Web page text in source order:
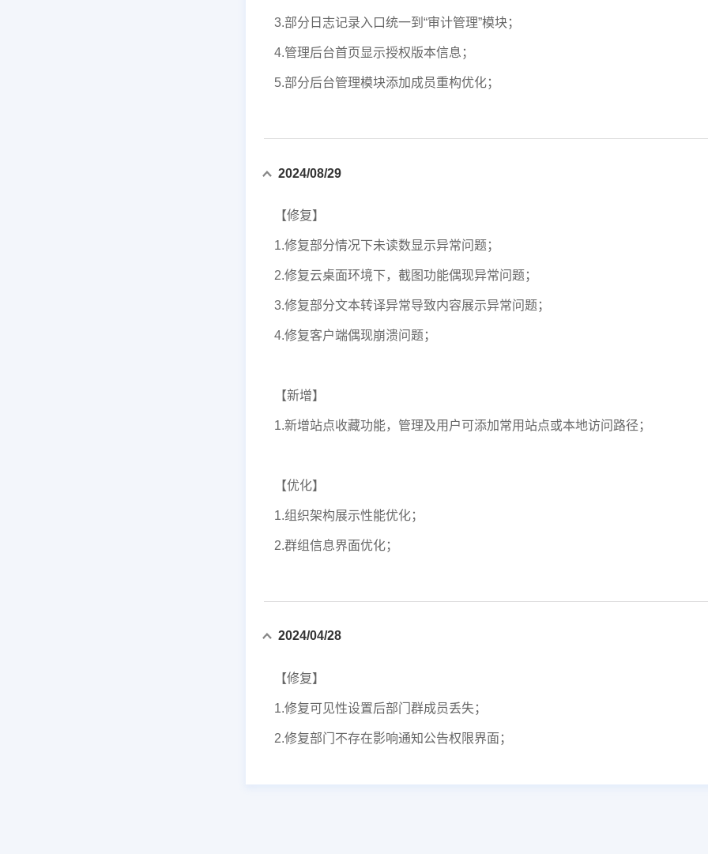
3.部分日志记录入口统一到“审计管理”模块；
4.管理后台首页显示授权版本信息；
5.部分后台管理模块添加成员重构优化；
2024/08/29
【修复】
1.修复部分情况下未读数显示异常问题；
2.修复云桌面环境下，截图功能偶现异常问题；
3.修复部分文本转译异常导致内容展示异常问题；
4.修复客户端偶现崩溃问题；
【新增】
1.新增站点收藏功能，管理及用户可添加常用站点或本地访问路径；
【优化】
1.组织架构展示性能优化；
2.群组信息界面优化；
2024/04/28
【修复】
1.修复可见性设置后部门群成员丢失；
2.修复部门不存在影响通知公告权限界面；